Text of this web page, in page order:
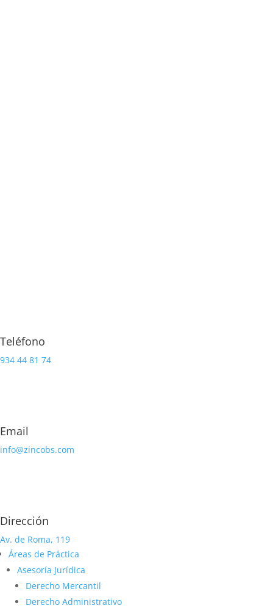
Teléfono
934 44 81 74
Email
info@zincobs.com
Dirección
Av. de Roma, 119
Áreas de Práctica
Asesoría Jurídica
Derecho Mercantil
Derecho Administrativo